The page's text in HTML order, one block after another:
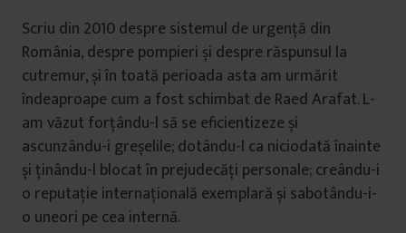
Scriu din 2010 despre sistemul de urgență din
România, despre pompieri și despre răspunsul la
cutremur, și în toată perioada asta am urmărit
îndeaproape cum a fost schimbat de Raed Arafat. L-
am văzut forțându-l să se eficientizeze și
ascunzându-i greșelile; dotându-l ca niciodată înainte
și ținându-l blocat în prejudecăți personale; creându-i
o reputație internațională exemplară și sabotându-i-
o uneori pe cea internă.